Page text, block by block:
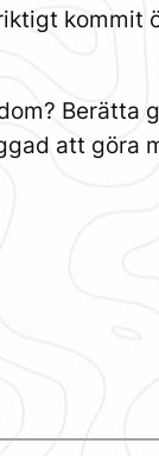
kommit
Berätta
att göra